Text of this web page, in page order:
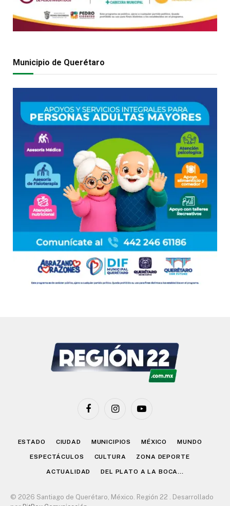
Municipio de Querétaro
FacebookInstagramYouTube
ESTADO CIUDAD MUNICIPIOS MÉXICO MUNDO
ESPECTÁCULOS CULTURA ZONA DEPORTE
ACTUALIDAD DEL PLATO A LA BOCA…
© 2026 Santiago de Querétaro, México. Región 22 . Desarrollado